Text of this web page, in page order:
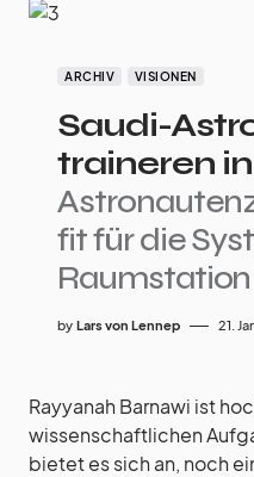
ARCHIV VISIONEN
Saudi-
traineren
fit für die
Raumstation
by Lars von Lennep 21.
Rayyanah Barnawi ist
wissenschaftlichen
bietet es sich an, noch